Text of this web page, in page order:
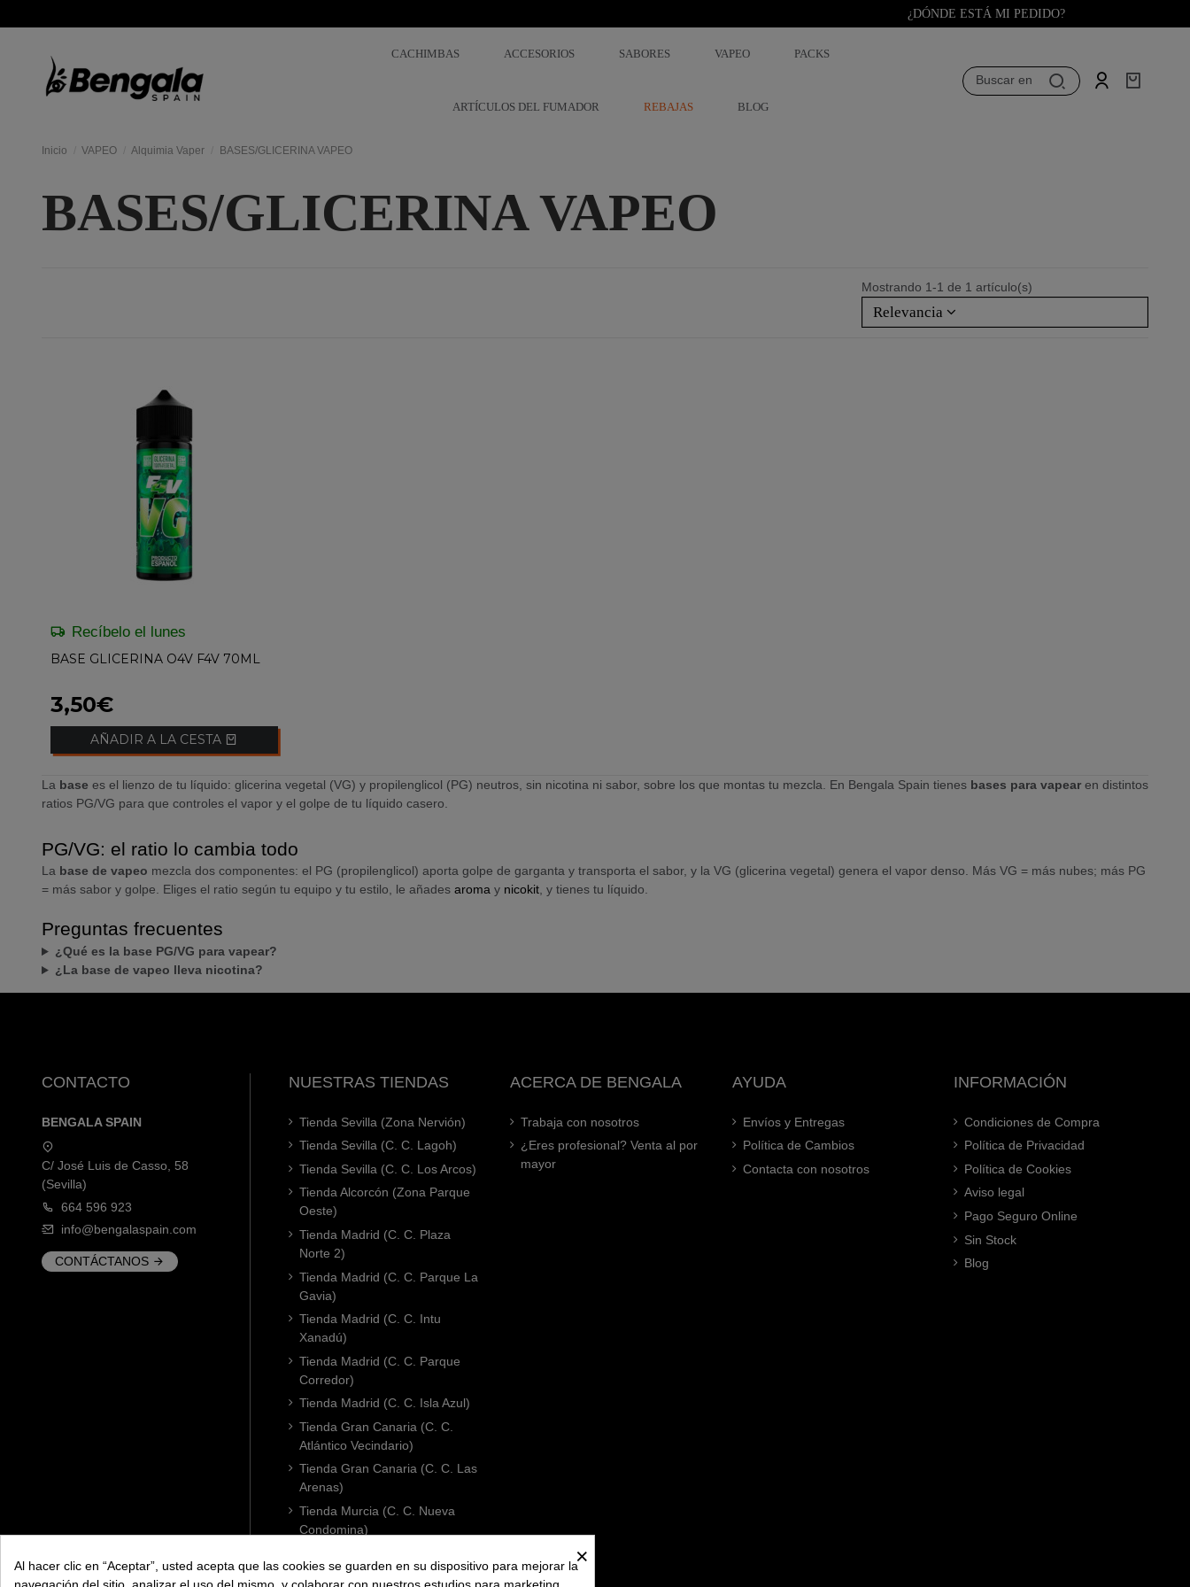
¿DÓNDE ESTÁ MI PEDIDO?
CACHIMBAS ACCESORIOS SABORES VAPEO PACKS
ARTÍCULOS DEL FUMADOR REBAJAS BLOG
Buscar en
Inicio VAPEO Alquimia Vaper BASES/GLICERINA VAPEO
BASES/GLICERINA VAPEO
Mostrando 1-1 de 1 artículo(s)
Relevancia
Recíbelo el lunes
BASE GLICERINA O4V F4V 70ML
3,50€
AÑADIR A LA CESTA
La base es el lienzo de tu líquido: glicerina vegetal (VG) y propilenglicol (PG) neutros, sin nicotina ni sabor, sobre los que montas tu mezcla. En Bengala Spain tienes bases para vapear en distintos
ratios PG/VG para que controles el vapor y el golpe de tu líquido casero.
PG/VG: el ratio lo cambia todo
La base de vapeo mezcla dos componentes: el PG (propilenglicol) aporta golpe de garganta y transporta el sabor, y la VG (glicerina vegetal) genera el vapor denso. Más VG = más nubes; más PG
= más sabor y golpe. Eliges el ratio según tu equipo y tu estilo, le añades aroma y nicokit, y tienes tu líquido.
Preguntas frecuentes
¿Qué es la base PG/VG para vapear?
¿La base de vapeo lleva nicotina?
CONTACTO
BENGALA SPAIN
C/ José Luis de Casso, 58
(Sevilla)
664 596 923
info@bengalaspain.com
CONTÁCTANOS
NUESTRAS TIENDAS
Tienda Sevilla (Zona Nervión)
Tienda Sevilla (C. C. Lagoh)
Tienda Sevilla (C. C. Los Arcos)
Tienda Alcorcón (Zona Parque
Oeste)
Tienda Madrid (C. C. Plaza
Norte 2)
Tienda Madrid (C. C. Parque La
Gavia)
Tienda Madrid (C. C. Intu
Xanadú)
Tienda Madrid (C. C. Parque
Corredor)
Tienda Madrid (C. C. Isla Azul)
Tienda Gran Canaria (C. C.
Atlántico Vecindario)
Tienda Gran Canaria (C. C. Las
Arenas)
Tienda Murcia (C. C. Nueva
Condomina)
Tienda Cádiz (C. C. Bahía Sur)
ACERCA DE BENGALA
Trabaja con nosotros
¿Eres profesional? Venta al por
mayor
AYUDA
Envíos y Entregas
Política de Cambios
Contacta con nosotros
INFORMACIÓN
Condiciones de Compra
Política de Privacidad
Política de Cookies
Aviso legal
Pago Seguro Online
Sin Stock
Blog
×
Al hacer clic en “Aceptar”, usted acepta que las cookies se guarden en su dispositivo para mejorar la